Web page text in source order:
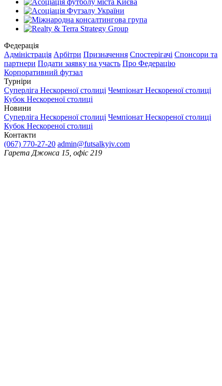
Федерація
Адміністрація Арбітри Призначення Спостерігачі Спонсори та
партнери Подати заявку на участь Про Федерацію
Корпоративний футзал
Турніри
Суперліга Нескореної столиці Чемпіонат Нескореної столиці
Кубок Нескореної столиці
Новини
Суперліга Нескореної столиці Чемпіонат Нескореної столиці
Кубок Нескореної столиці
Контакти
(067) 770-27-20 admin@futsalkyiv.com
Гарета Джонса 15, офіс 219